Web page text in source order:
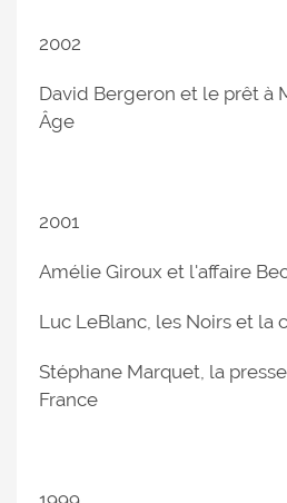
2002
David Bergeron et le prêt à
Âge
2001
Amélie Giroux et l'affaire
Luc LeBlanc, les Noirs et la
Stéphane Marquet, la
France